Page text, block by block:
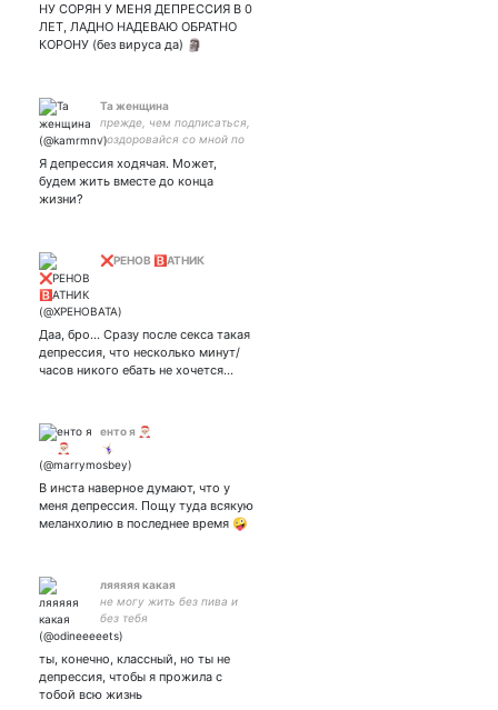
джисона, и еще многих
многих 💔 стримьте love
killa
НУ СОРЯН У МЕНЯ ДЕПРЕССИЯ В 0
ЛЕТ, ЛАДНО НАДЕВАЮ ОБРАТНО
КОРОНУ (без вируса да) 🗿
Та женщина
прежде, чем подписаться,
поздоровайся со мной по
0054
Я депрессия ходячая. Может,
будем жить вместе до конца
жизни?
❌РЕНОВ 🅱️АТНИК
Даа, бро... Сразу после секса такая
депрессия, что несколько минут/
часов никого ебать не хочется...
енто я 🎅🏼
🤸🏻‍♀️
В инста наверное думают, что у
меня депрессия. Пощу туда всякую
меланхолию в последнее время 🤪
ляяяяя какая
не могу жить без пива и
без тебя
ты, конечно, классный, но ты не
депрессия, чтобы я прожила с
тобой всю жизнь